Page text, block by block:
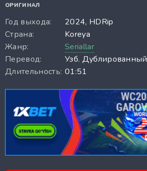
ОРИГИНАЛ
Год выхода:
2024, HDRip
Страна:
Koreya
Жанр:
Seriallar
Перевод:
Узб. Дублированный
Длительность: 01:51